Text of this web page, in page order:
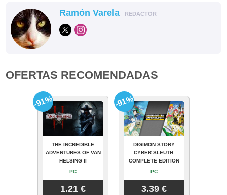
Ramón Varela REDACTOR
OFERTAS RECOMENDADAS
THE INCREDIBLE
ADVENTURES OF VAN
HELSING II
PC
1.21 €
-91%
DIGIMON STORY
CYBER SLEUTH:
COMPLETE EDITION
PC
3.39 €
-91%